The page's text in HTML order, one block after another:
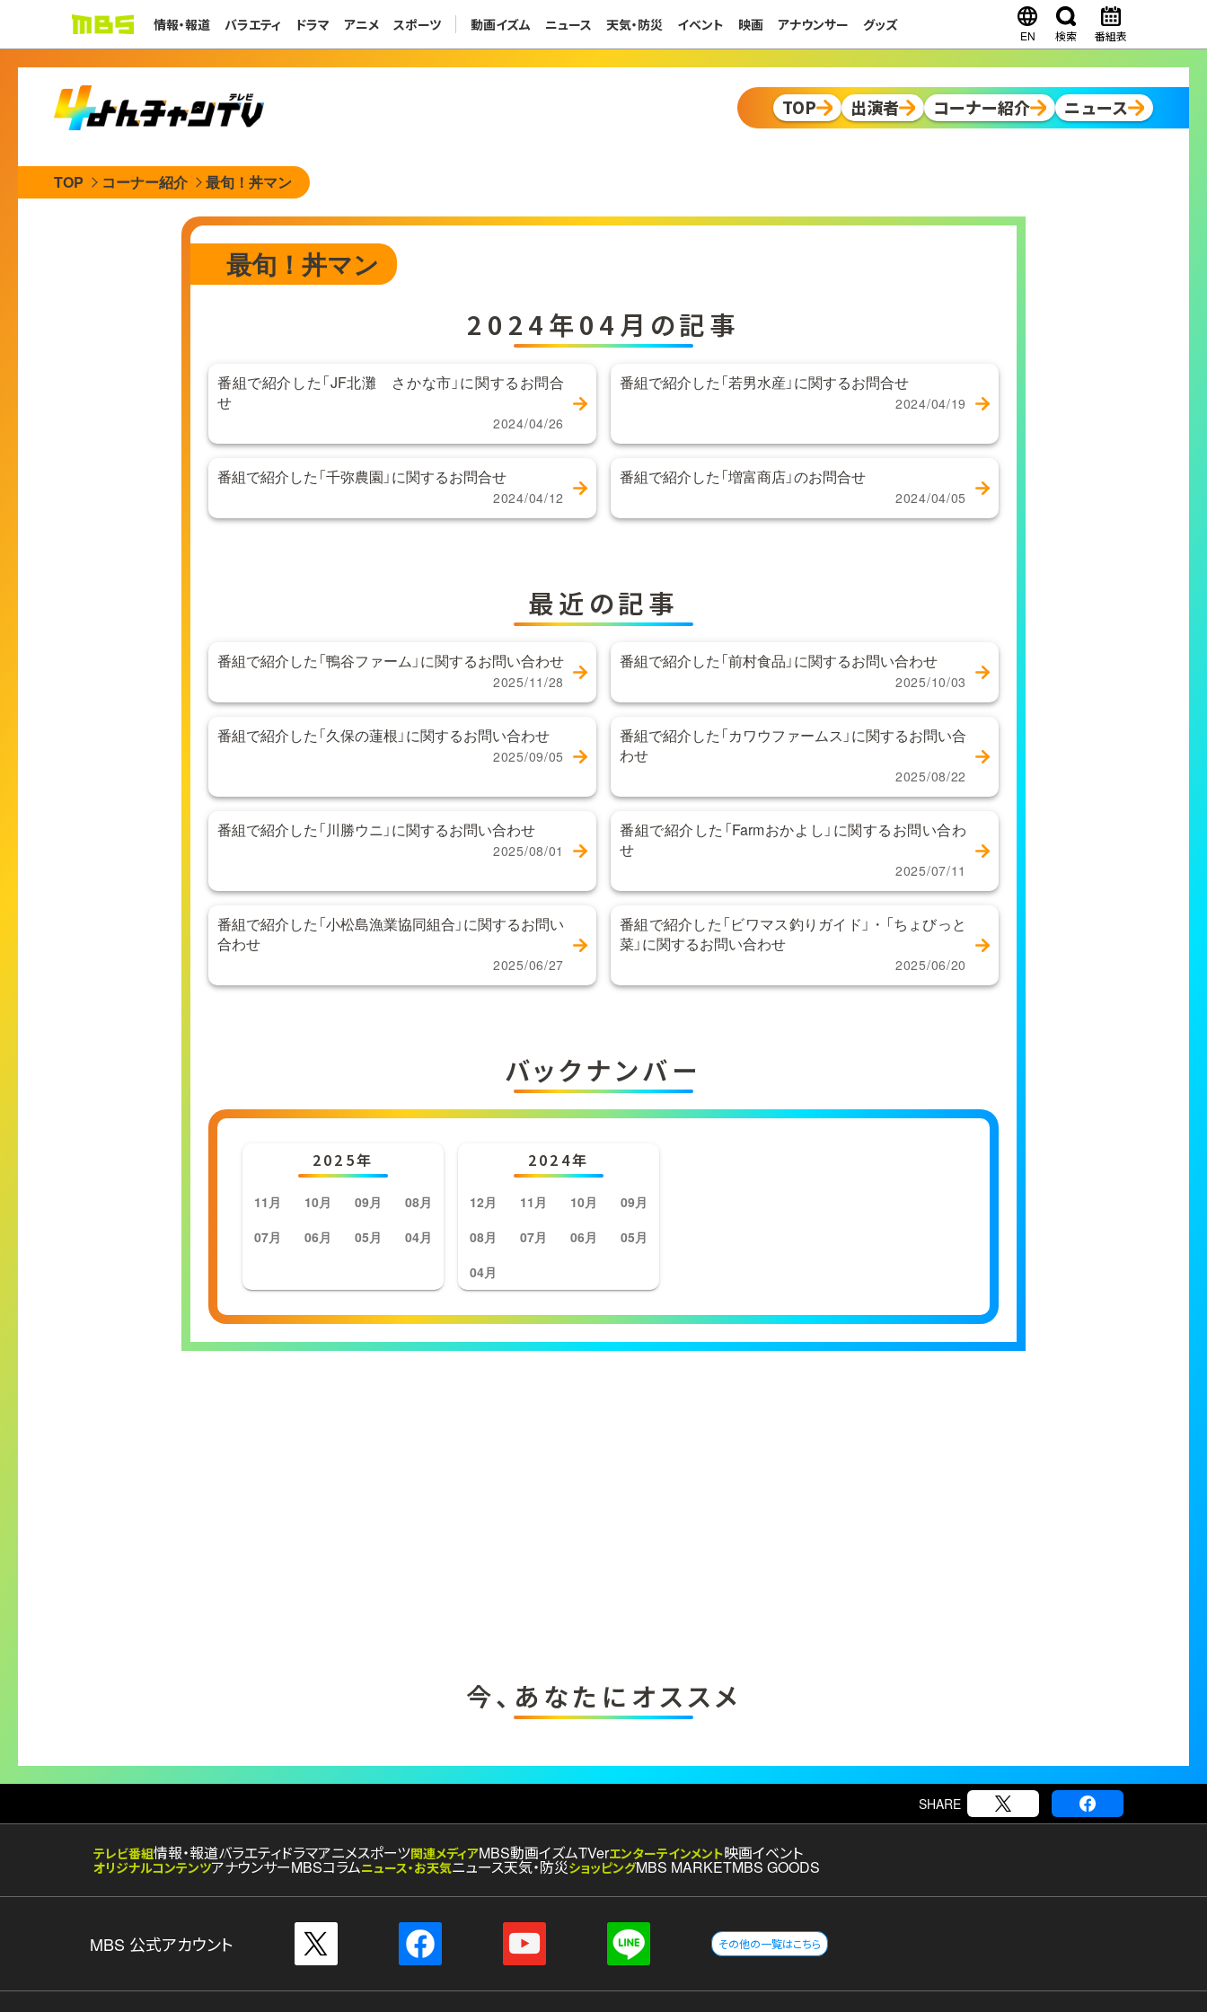
情報・報道 バラエティ ドラマ アニメ スポーツ 動画イズム ニュース 天気・防災 イベント 映画 アナウンサー グッズ
EN 検索 番組表
TOP 出演者 コーナー紹介 ニュース
TOP コーナー紹介 最旬！丼マン
最旬！丼マン
2024年04月の記事
番組で紹介した「JF北灘 さかな市」に関するお問合
せ
2024/04/26
番組で紹介した「若男水産」に関するお問合せ
2024/04/19
番組で紹介した「千弥農園」に関するお問合せ
2024/04/12
番組で紹介した「増富商店」のお問合せ
2024/04/05
最近の記事
番組で紹介した「鴨谷ファーム」に関するお問い合わせ
2025/11/28
番組で紹介した「前村食品」に関するお問い合わせ
2025/10/03
番組で紹介した「久保の蓮根」に関するお問い合わせ
2025/09/05
番組で紹介した「カワウファームス」に関するお問い合
わせ
2025/08/22
番組で紹介した「川勝ウニ」に関するお問い合わせ
2025/08/01
番組で紹介した「Farmおかよし」に関するお問い合わ
せ
2025/07/11
番組で紹介した「小松島漁業協同組合」に関するお問い
合わせ
2025/06/27
番組で紹介した「ビワマス釣りガイド」・「ちょびっと
菜」に関するお問い合わせ
2025/06/20
バックナンバー
2025年
11月 10月 09月
08月
07月
06月 05月 04月
2024年
12月 11月 10月
09月
08月
07月 06月
05月
04月
今、あなたにオススメ
SHARE
テレビ番組情報・報道バラエティドラマアニメスポーツ関連メディアMBS動画イズムTVerエンターテインメント映画イベント
オリジナルコンテンツアナウンサーMBSコラムニュース・お天気ニュース天気・防災ショッピングMBS MARKETMBS GOODS
MBS 公式アカウント その他の一覧はこちら